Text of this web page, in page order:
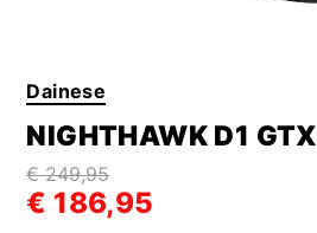
Dainese
NIGHTHAWK D1 GTX
€ 249,95
€ 186,95